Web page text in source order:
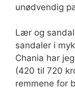
unødvendig
Lær og
sandaler i
Chania har
(420 til 720
remmene for